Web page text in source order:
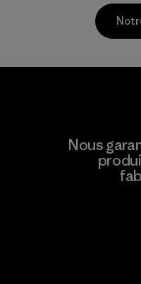
Mitsui Bussan
CO., LTD/
Nous